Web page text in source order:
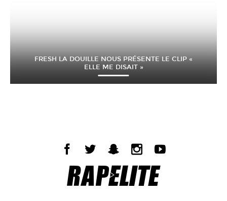
FRESH LA DOUILLE NOUS PRÉSENTE LE CLIP «
ELLE ME DISAIT »